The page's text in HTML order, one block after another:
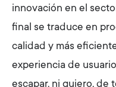
innovación en el
final se traduce en
calidad y más
experiencia de
escapar, ni quiero, de